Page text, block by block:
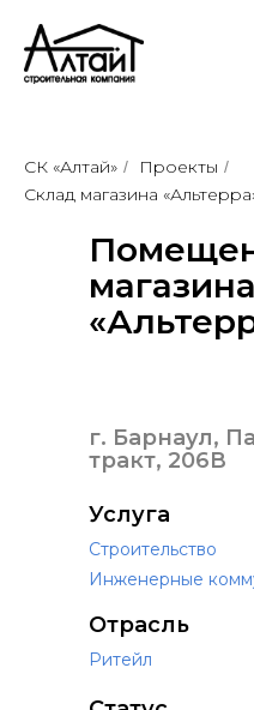
СК «Алтай» / Проекты /
Склад магазина
магазина
г. Барнаул,
тракт, 206В
Отрасль
Ритейл
Услуга
Строительство
Инженерные